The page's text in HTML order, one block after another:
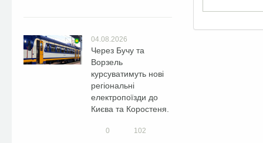
04.08.2026
Через Бучу та
Ворзель
курсуватимуть нові
регіональні
електропоїзди до
Києва та Коростеня.
0 102